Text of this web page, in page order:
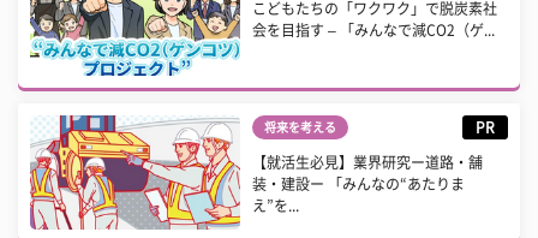
こどもたちの「ワクワク」で脱炭素社
会を目指す – 「みんなで減CO2（ゲ...
将来を考える PR
【就活生必見】業界研究ー道路・舗
装・建設ー 「みんなの“あたりま
え”を...